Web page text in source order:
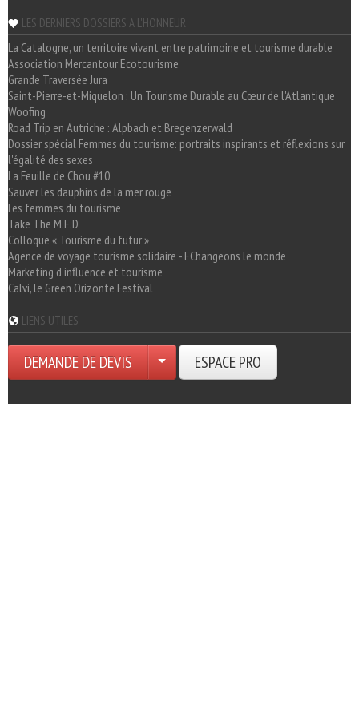
LES DERNIERS DOSSIERS A L'HONNEUR
La Catalogne, un territoire vivant entre patrimoine et tourisme durable
Association Mercantour Ecotourisme
Grande Traversée Jura
Saint-Pierre-et-Miquelon : Un Tourisme Durable au Cœur de l'Atlantique
Woofing
Road Trip en Autriche : Alpbach et Bregenzerwald
Dossier spécial Femmes du tourisme: portraits inspirants et réflexions sur
l'égalité des sexes
La Feuille de Chou #10
Sauver les dauphins de la mer rouge
Les femmes du tourisme
Take The M.E.D
Colloque « Tourisme du futur »
Agence de voyage tourisme solidaire - EChangeons le monde
Marketing d'influence et tourisme
Calvi, le Green Orizonte Festival
LIENS UTILES
DEMANDE DE DEVIS ESPACE PRO